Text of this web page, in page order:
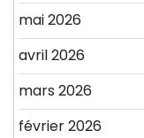
mai 2026
avril 2026
mars 2026
février 2026